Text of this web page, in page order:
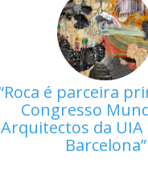
Roca é parceira
Congresso
Arquitectos da UIA
Barcelona